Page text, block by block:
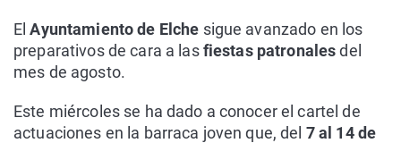
ElAyuntamiento de Elche sigue avanzado en los
preparativos de cara a lasfiestas patronalesdel
mes de agosto.
Este miércoles se ha dado a conocer el cartel de
actuaciones en la barraca joven que, del 7 al 14 de